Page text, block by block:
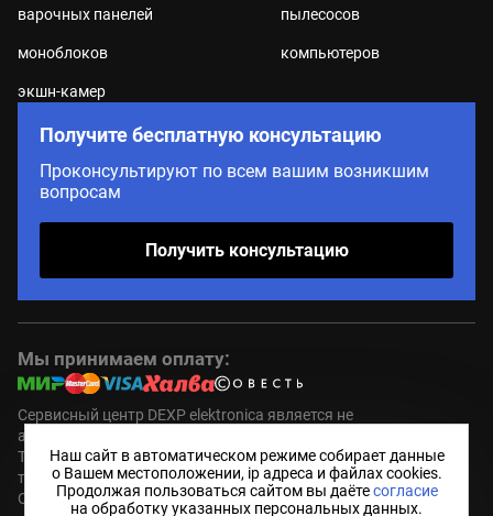
варочных панелей пылесосов
моноблоков компьютеров
экшн-камер
Получите бесплатную консультацию
Проконсультируют по всем вашим возникшим
вопросам
Получить консультацию
Мы принимаем оплату:
Сервисный центр DEXP elektronica является не
авторизованным (пост гарантийным ) сервисным центром.
Торговые марки DEXP являются зарегистрированным
товарными знаками компании правообладателя.
Обозначения используются не с целью индивидуализации
Наш сайт в автоматическом режиме собирает данные
о Вашем местоположении, ip адреса и файлах cookies.
Продолжая пользоваться сайтом вы даётесогласие
на обработку указанных персональных данных.